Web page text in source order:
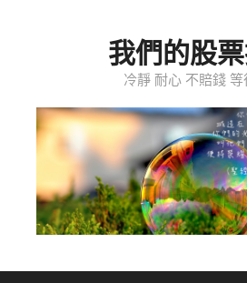
我們的股
冷靜 耐心 不賠錢